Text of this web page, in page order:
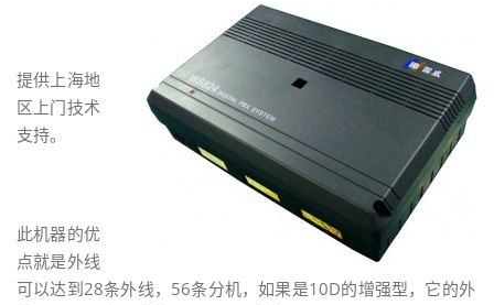
提供上海地
区上门技术
支持。
此机器的优
点就是外线
可以达到28条外线，56条分机，如果是10D的增强型，它的外